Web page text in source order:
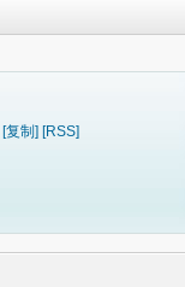
[复制] [RSS]